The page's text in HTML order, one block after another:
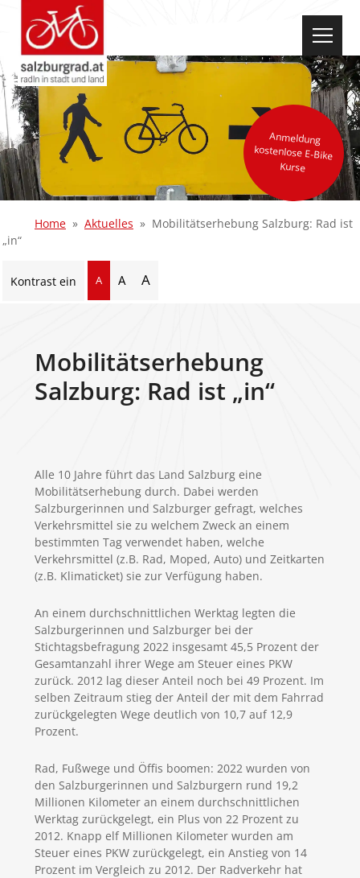
Anmeldung
kostenlose E-Bike
Kurse
Home Aktuelles
Mobilitätserhebung Salzburg: Rad ist
„in“
Kontrast ein A A A
Mobilitätserhebung
Salzburg: Rad ist „in“
Alle 10 Jahre führt das Land Salzburg eine
Mobilitätserhebung durch. Dabei werden
Salzburgerinnen und Salzburger gefragt, welches
Verkehrsmittel sie zu welchem Zweck an einem
bestimmten Tag verwendet haben, welche
Verkehrsmittel (z.B. Rad, Moped, Auto) und Zeitkarten
(z.B. Klimaticket) sie zur Verfügung haben.
An einem durchschnittlichen Werktag legten die
Salzburgerinnen und Salzburger bei der
Stichtagsbefragung 2022 insgesamt 45,5 Prozent der
Gesamtanzahl ihrer Wege am Steuer eines PKW
zurück. 2012 lag dieser Anteil noch bei 49 Prozent. Im
selben Zeitraum stieg der Anteil der mit dem Fahrrad
zurückgelegten Wege deutlich von 10,7 auf 12,9
Prozent.
Rad, Fußwege und Öffis boomen: 2022 wurden von
den Salzburgerinnen und Salzburgern rund 19,2
Millionen Kilometer an einem durchschnittlichen
Werktag zurückgelegt, ein Plus von 22 Prozent zu
2012. Knapp elf Millionen Kilometer wurden am
Steuer eines PKW zurückgelegt, ein Anstieg von 14
Prozent im Vergleich zu 2012. Der Radverkehr hat